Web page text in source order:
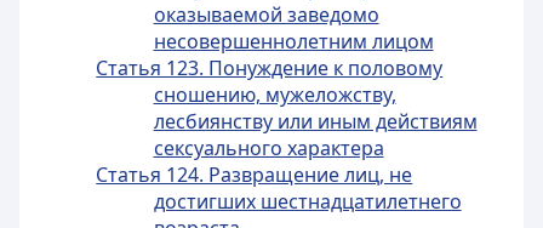
оказываемой заведомо
несовершеннолетним лицом
Статья 123. Понуждение к половому
сношению, мужеложству,
лесбиянству или иным действиям
сексуального характера
Статья 124. Развращение лиц, не
достигших шестнадцатилетнего